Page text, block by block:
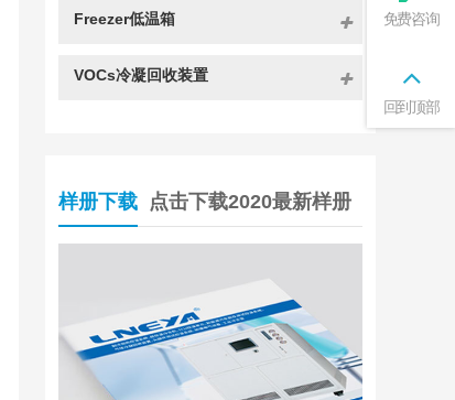
Freezer低温箱
VOCs冷凝回收装置
样册下载 点击下载2020最新样册
免费咨询
回到顶部